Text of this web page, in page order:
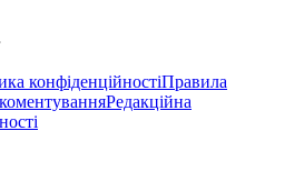
конфіденційностіПравила
Редакційна